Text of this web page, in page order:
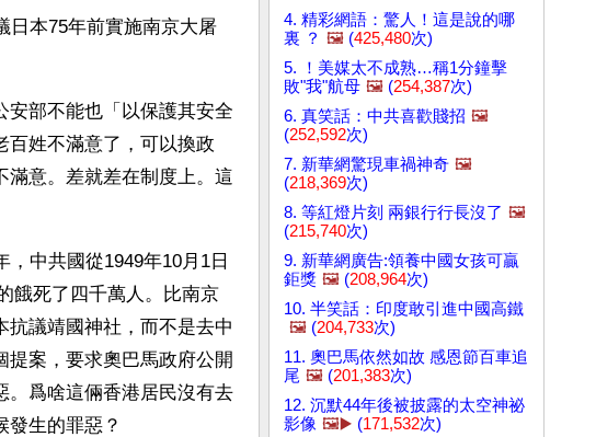
日本75年前實施南京大屠
部不能也「以保護其安全
百姓不滿意了，可以換政
滿意。差就差在制度上。這
中共國從1949年10月1日
餓死了四千萬人。比南京
抗議靖國神社，而不是去中
案，要求奧巴馬政府公開
。爲啥這倆香港居民沒有去
發生的罪惡？
4. 精彩網語：驚人！這是說的哪
裏 ？ 🖼️ (425,480次)
5. ！美媒太不成熟…稱1分鐘擊
敗"我"航母 🖼️ (254,387次)
6. 真笑話：中共喜歡賤招 🖼️
(252,592次)
7. 新華網驚現車禍神奇 🖼️
(218,369次)
8. 等紅燈片刻 兩銀行行長沒了 🖼️
(215,740次)
9. 新華網廣告:領養中國女孩可贏
鉅獎 🖼️ (208,964次)
10. 半笑話：印度敢引進中國高鐵
🖼️ (204,733次)
11. 奧巴馬依然如故 感恩節百車追
尾 🖼️ (201,383次)
12. 沉默44年後被披露的太空神祕
影像 🖼️▶️ (171,532次)